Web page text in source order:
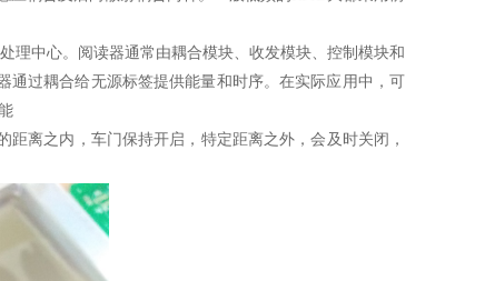
中心。阅读器通常由耦合模块、收发模块、控制模块和
过耦合给无源标签提供能量和时序。在实际应用中，可
离之内，车门保持开启，特定距离之外，会及时关闭，